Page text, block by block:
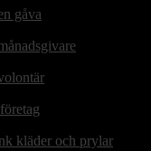
gåva
kläder och prylar